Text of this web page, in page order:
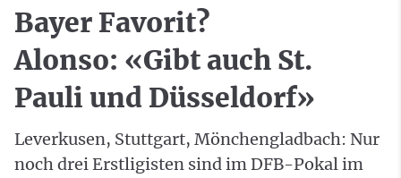
Bayer Favorit?
Alonso: «Gibt auch St.
Pauli und Düsseldorf»
Leverkusen, Stuttgart, Mönchengladbach: Nur
noch drei Erstligisten sind im DFB-Pokal im